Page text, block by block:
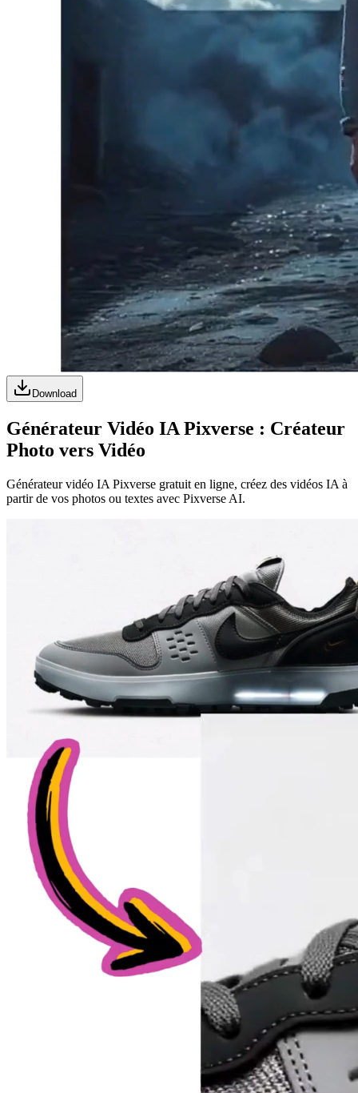
Download
Générateur Vidéo IA Pixverse : Créateur
Photo vers Vidéo
Générateur vidéo IA Pixverse gratuit en ligne, créez des vidéos IA à
partir de vos photos ou textes avec Pixverse AI.